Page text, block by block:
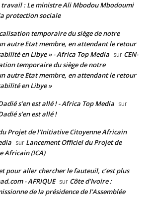
travail : Le ministre Ali Mbodou Mbodoumi
protection sociale
temporaire du siège de notre
autre Etat membre, en attendant le retour
en Libye » - Africa Top Media sur CEN-
temporaire du siège de notre
autre Etat membre, en attendant le retour
en Libye »
s’en est allé ! - Africa Top Media sur
s’en est allé !
Projet de l’Initiative Citoyenne Africain
sur Lancement Officiel du Projet de
Africain (ICA)
pour aller chercher le fauteuil, c’est plus
- AFRIQUE sur Côte d’Ivoire :
de la présidence de l’Assemblée